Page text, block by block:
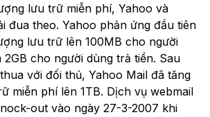
lưu trữ miễn phí, Yahoo và
đua theo. Yahoo phản ứng đầu tiên
lưu trữ lên 100MB cho người
cho người dùng trả tiền. Sau
với đối thủ, Yahoo Mail đã tăng
miễn phí lên 1TB. Dịch vụ webmail
out vào ngày 27-3-2007 khi